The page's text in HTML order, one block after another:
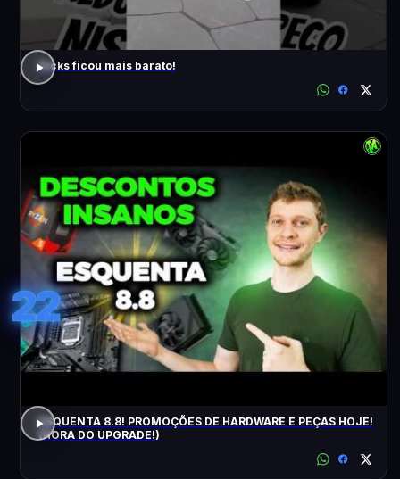
Kicks ficou mais barato!
22
ESQUENTA 8.8! PROMOÇÕES DE HARDWARE E PEÇAS HOJE!
(HORA DO UPGRADE!)